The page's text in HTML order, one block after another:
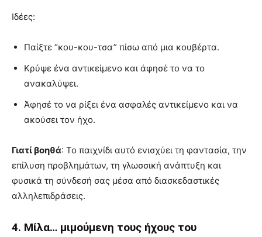
Ιδέες:
Παίξτε “κου-κου-τσα” πίσω από μια κουβέρτα.
Κρύψε ένα αντικείμενο και άφησέ το να το
ανακαλύψει.
Άφησέ το να ρίξει ένα ασφαλές αντικείμενο και να
ακούσει τον ήχο.
Γιατί βοηθά: Το παιχνίδι αυτό ενισχύει τη φαντασία, την
επίλυση προβλημάτων, τη γλωσσική ανάπτυξη και
φυσικά τη σύνδεσή σας μέσα από διασκεδαστικές
αλληλεπιδράσεις.
4. Μίλα… μιμούμενη τους ήχους του